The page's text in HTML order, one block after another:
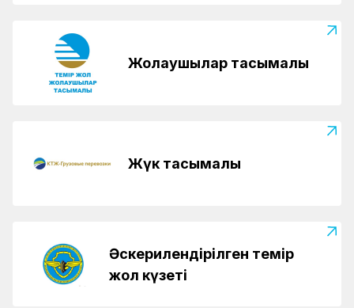
Жолаушылар тасымалы
Жүк тасымалы
Әскерилендірілген темір
жол күзеті